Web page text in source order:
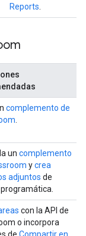
Reports
complemento de
un complemento
ycrea
adjuntos de
con la API de
o incorpora